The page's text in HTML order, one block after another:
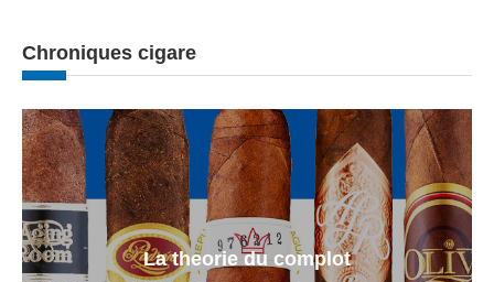
Chroniques cigare
La theorie du complot